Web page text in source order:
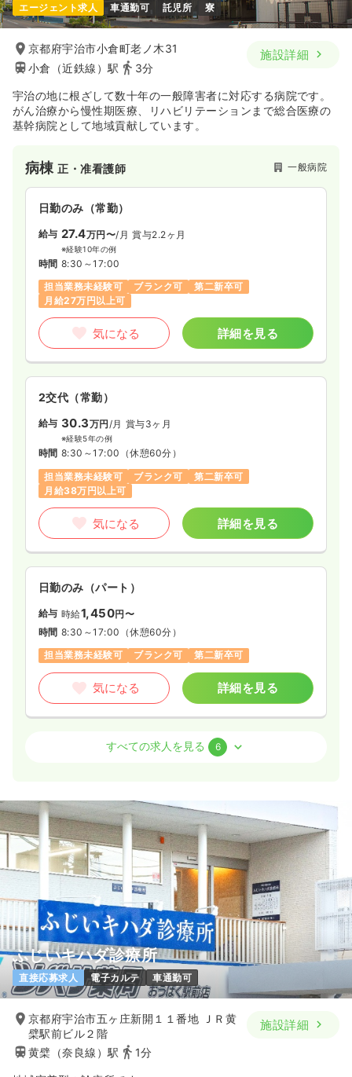
日勤のみ（常勤）
給与 26.6 万円〜 /月 賞与3ヶ月
※経験5年の例
時間 8:30～17:00 （休憩60分）
土日祝休み
オンコールあり
担当業務未経験可
ブランク可
第二新卒可 月給34万円以上可
ICU系 一般病院
2交代（常勤）
給与 33.6 万円/月
時間 8:30～17:00（休憩60分）
気になる 詳細を見る
32.8万円/月
※経験3年の例
4週8休以上
ブランク可
気になる 詳細を見る
オペ室(手術室) 一般病院
2交代（常勤）
給与 32.5 賞与4ヶ月
※経験3年の例
時間 8:30～17:00（休憩60分）
日祝休み
4週8休以上
オンコールあり
月給35万円以上可
気になる 詳細を見る
2交代（常勤）
給与 34.5万円 賞与4ヶ月
※経験3年の例
8:30～17:00（休憩60分）
ブランク可
月給37万円以上可
気になる 詳細を見る
病棟助産師 一般病院
日勤のみ（常勤）
エージェント求人 車通勤可 託児所 寮
京都府宇治市小倉町老ノ木31
小倉（近鉄線）駅
3分
施設詳細
宇治の地に根ざして数十年の一般障害者に対応する病院です。
がん治療から慢性期医療、リハビリテーションまで総合医療の
基幹病院として地域貢献しています。
病棟正・准看護師 一般病院
日勤のみ（常勤）
給与 27.4万円〜/月 賞与2.2ヶ月
※経験10年の例
時間 8:30～17:00
担当業務未経験可
ブランク可
第二新卒可
月給27万円以上可
気になる 詳細を見る
2交代（常勤）
給与 30.3万円/月 賞与3ヶ月
※経験5年の例
時間 8:30～17:00 （休憩60分）
担当業務未経験可
ブランク可
第二新卒可
月給38万円以上可
気になる 詳細を見る
日勤のみ（パート）
給与 時給1,450円〜
時間 8:30～17:00 （休憩60分）
担当業務未経験可
ブランク可 第二新卒可
気になる 詳細を見る
正看護師 / 管理職
給与 480 万円〜
※一例
時間 8:30～17:00
年収400万円以上可
気になる 詳細を見る
透析正看護師
日勤のみ（常勤）
給与 27.2 万円〜 /月 賞与2.2ヶ月
※経験10年の例
時間 8:30～17:00
すべての求人を見る 6
ふじいキハダ診療所
直接応募求人 電子カルテ 車通勤可
京都府宇治市五ヶ庄新開１１番地 ＪＲ黄
檗駅前ビル２階
黄檗（奈良線）駅
1分
施設詳細